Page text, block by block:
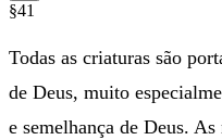
§41
Todas as criaturas são
de Deus, muito
e semelhança de Deus.